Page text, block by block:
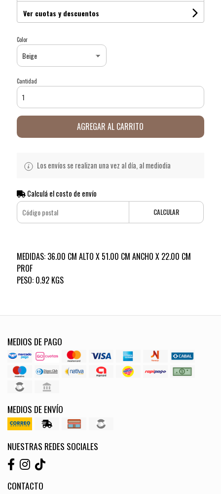
Ver cuotas y descuentos
Color
Cantidad
AGREGAR AL CARRITO
Los envíos se realizan una vez al día, al mediodia
Calculá el costo de envío
CALCULAR
MEDIDAS: 36.00 CM ALTO X 51.00 CM ANCHO X 22.00 CM
PROF
PESO: 0.92 KGS
MEDIOS DE PAGO
MEDIOS DE ENVÍO
NUESTRAS REDES SOCIALES
CONTACTO